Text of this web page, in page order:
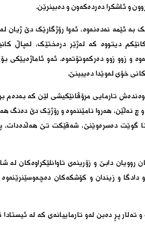
و ئاشکرا دەردەکەون و دەبینرێن.
بە ئێمە نەدەنەوە، ئەوا رۆژگارێک دێ
دیتووە کە لەژێر درەختێک، لەپاڵ
و زوو زوو دەرکەوتۆتەوە. ئەو ئاماژەیێکی
خۆی لەوێدا دەیبینێ.
تارمایی مرۆڤانێکیشی لێن کە بەدەم
نەڵێن، هەروا نامێننەوە و رۆژێک دێ دەنگ
گوێت دەسرەوێنێ، شەقێکت تێ هەڵدەدات،
روویان دابێ و زۆرینەی تاوانلێکراوەکان
و دادگا و زیندان و کۆشکەکان
پڕ دەبن لەو تارماییانەی کە لە ئیستادا